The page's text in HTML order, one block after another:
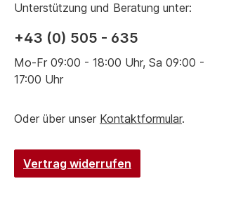
Unterstützung und Beratung unter:
+43 (0) 505 - 635
Mo-Fr 09:00 - 18:00 Uhr, Sa 09:00 -
17:00 Uhr
Oder über unser Kontaktformular.
Vertrag widerrufen